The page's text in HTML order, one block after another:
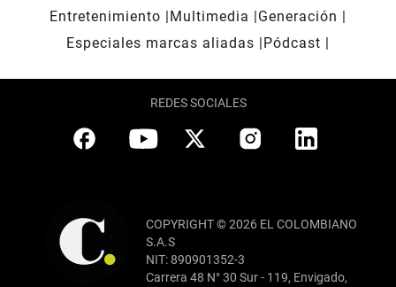
Entretenimiento
Multimedia
Generación
Especiales marcas aliadas
Pódcast
REDES SOCIALES
COPYRIGHT © 2026 EL COLOMBIANO
S.A.S
NIT: 890901352-3
Carrera 48 N° 30 Sur - 119, Envigado,